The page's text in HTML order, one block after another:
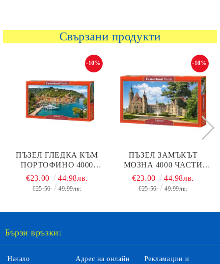
Свързани продукти
ПЪЗЕЛ ГЛЕДКА КЪМ
ПОРТОФИНО 4000
ЧАСТИ CASTORLAND
400201
-10%
€23.00 44.98лв.
€25.56 49.99лв.
ПЪЗЕЛ ЗАМЪКЪТ
МОЗНА 4000 ЧАСТИ
CASTORLAND 400027
-10%
€23.00 44.98лв.
€25.56 49.99лв.
Бързи връзки:
Начало
Адрес на онлайн
Рекламации и